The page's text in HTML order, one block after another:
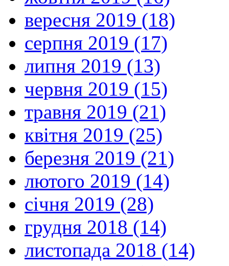
вересня 2019 (18)
серпня 2019 (17)
липня 2019 (13)
червня 2019 (15)
травня 2019 (21)
квітня 2019 (25)
березня 2019 (21)
лютого 2019 (14)
січня 2019 (28)
грудня 2018 (14)
листопада 2018 (14)